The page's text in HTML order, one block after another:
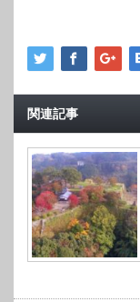
関連記事